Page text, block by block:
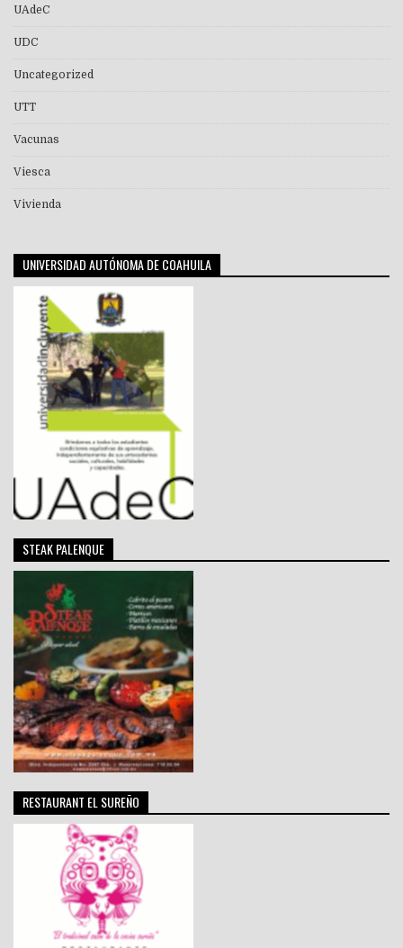
UAdeC
UDC
Uncategorized
UTT
Vacunas
Viesca
Vivienda
UNIVERSIDAD AUTÓNOMA DE COAHUILA
STEAK PALENQUE
RESTAURANT EL SUREÑO